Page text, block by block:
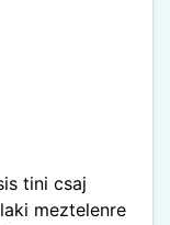
tini csaj
meztelenre